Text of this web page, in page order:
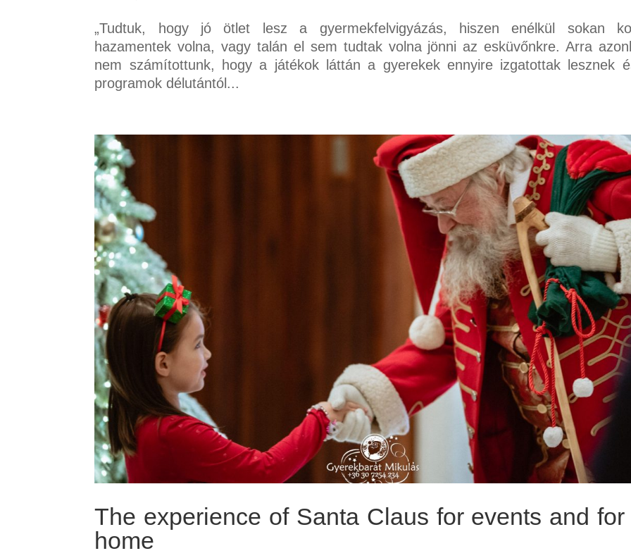
„Tudtuk, hogy jó ötlet lesz a gyermekfelvigyázás, hiszen enélkül sokan
hazamentek volna, vagy talán el sem tudtak volna jönni az esküvőnkre. Arra
nem számítottunk, hogy a játékok láttán a gyerekek ennyire izgatottak lesznek
programok délutántól...
The experience of Santa Claus for events and for
home